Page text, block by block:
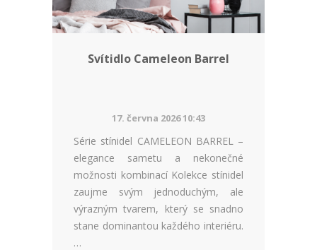
Svítidlo Cameleon Barrel
17. června 2026 10:43
Série stínidel CAMELEON BARREL –
elegance sametu a nekonečné
možnosti kombinací Kolekce stínidel
zaujme svým jednoduchým, ale
výrazným tvarem, který se snadno
stane dominantou každého interiéru.
…